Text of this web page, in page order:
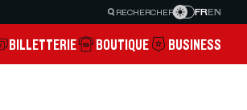
RECHERCHER FREN
BILLETTERIE BOUTIQUE BUSINESS